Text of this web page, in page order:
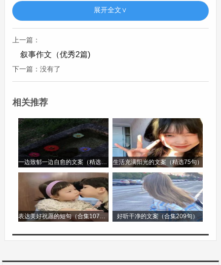
悬，一家人会围坐在院子里的小桌旁。桌上摆满了
各种口味的月饼，有豆沙馅的、蛋黄馅的、五仁馅
的等等。大家一边品尝着月饼，一边抬头仰望着那
皎洁的明月。长辈们会讲述嫦娥奔月、吴刚伐桂等
古老的传说，孩子们听得津津有味。在这个时刻，
一家人团聚在一起，共享天伦之乐，月亮也仿佛成
为了家庭团圆的象征，见证着每一个温馨的瞬间。
家乡的这些风俗，是传统文化的重要组成部分，它
们在岁月的流转中传承至今，成为了家乡人民心中
深深的眷恋。无论身在何处，只要一想起这些风
俗，就会涌起对家乡的无尽思念之情。
家乡风俗的作文第2篇
家乡风俗的作文
我的家乡是一个宁静而又充满韵味的地方，这里有
展开全文∨
上一篇：
叙事作文（优秀2篇)
下一篇：没有了
相关推荐
一边致郁一边自愈的文案（精选96句） 生活充满阳光的文案（精选75句）
表达美好祝愿的短句（合集107句） 好听干净的文案（合集209句）